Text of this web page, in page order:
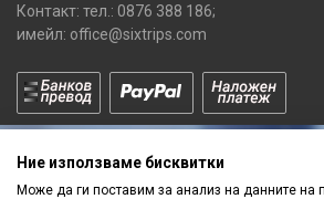
Контакт: тел.: 0876 388 186;
имейл: office@sixtrips.com
Ние използваме бисквитки
Може да ги поставим за анализ на данните на